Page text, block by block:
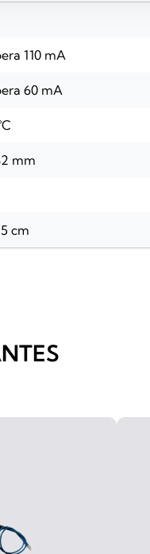
110 mA
60 mA
mm
cm